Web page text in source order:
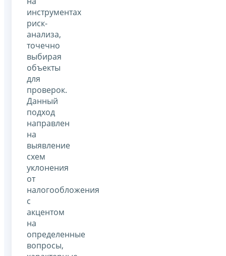
инструментах
риск-
анализа,
точечно
выбирая
объекты
для
проверок.
Данный
подход
направлен
на
выявление
схем
уклонения
от
налогообложения
с
акцентом
на
определенные
вопросы,